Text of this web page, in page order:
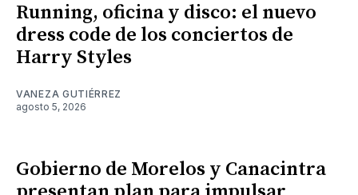
Running, oficina y disco: el nuevo
dress code de los conciertos de
Harry Styles
VANEZA GUTIÉRREZ
agosto 5, 2026
Gobierno de Morelos y Canacintra